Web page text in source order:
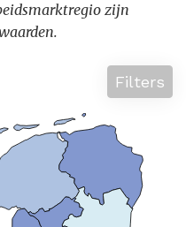
zijn
Filters